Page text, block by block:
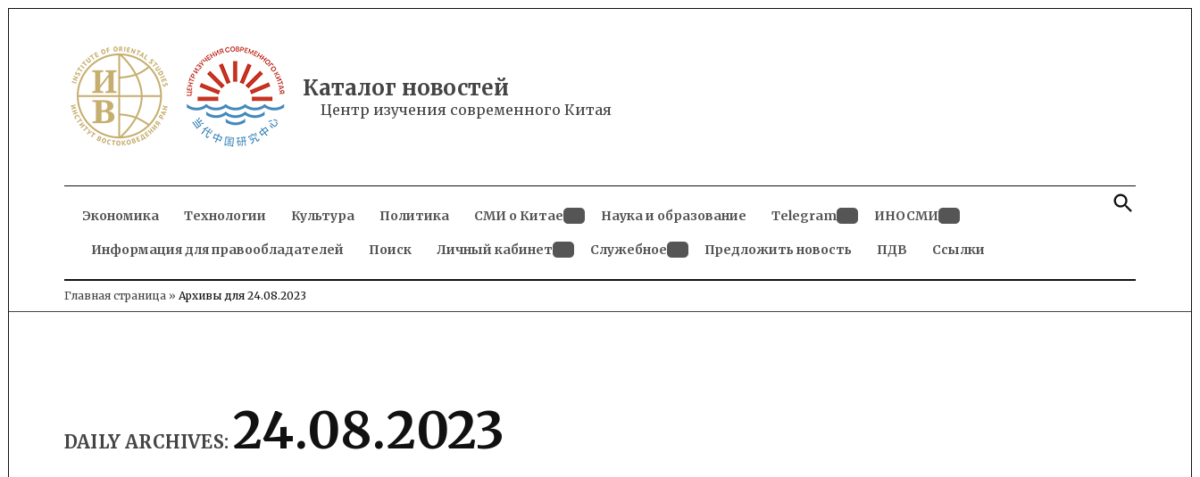
content
Каталог новостей
Центр изучения современного Китая
Экономика Технологии Культура Политика СМИ о Китае
dropdown
menu
Наука и образование Telegram
dropdown
ИНОСМИ
dropdown
Информация для правообладателей Поиск Личный кабинет
dropdown
Служебное
dropdown
Предложить новость ПДВ Ссылки
Open
Search
Главная страница » Архивы для 24.08.2023
DAILY ARCHIVES: 24.08.2023